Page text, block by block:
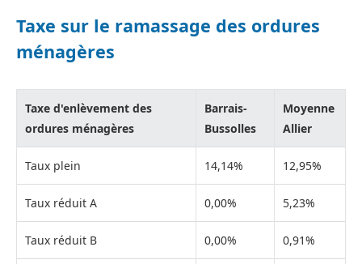
Taxe sur le ramassage des ordures
ménagères
Taxe d'enlèvement des
ordures ménagères
Barrais-
Bussolles
Moyenne
Allier
Taux plein 14,14% 12,95%
Taux réduit A 0,00% 5,23%
Taux réduit B 0,00% 0,91%